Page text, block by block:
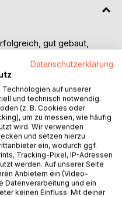
gut gebaut,
bei dem er sich ganz
kühle Rebecca
Welt voll Schmerz,
er nicht wahr haben.
Gesellschaft zu stehen
Little Big Sub. In
er mit lebhaften und
als
Datenschutzerklärung
auf unserer
und technisch notwendig.
(z. B. Cookies oder
um zu messen, wie häufig
wird. Wir verwenden
und setzen hierzu
ein, wodurch ggf.
Tracking-Pixel, IP-Adressen
werden. Auf unserer Seite
Anbietern ein (Video-
Datenverarbeitung und ein
keinen Einfluss. Mit deiner